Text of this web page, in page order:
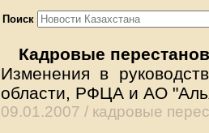
Поиск
Кадровые
Изменения в
области, РФЦА и АО
09.01.2007 / кадровые